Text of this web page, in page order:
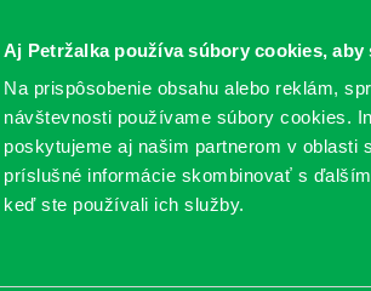
Aj Petržalka používa súbory cookies,
Na prispôsobenie obsahu alebo reklám,
návštevnosti používame súbory cookies.
poskytujeme aj našim partnerom v oblasti
príslušné informácie skombinovať s
keď ste používali ich služby.
ONLINE KATALÓGY SLUŽBY